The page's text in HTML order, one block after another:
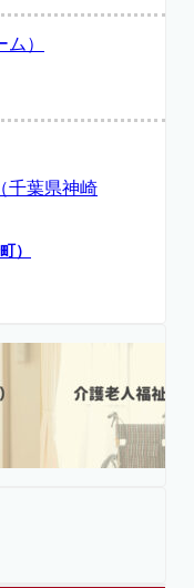
）
）